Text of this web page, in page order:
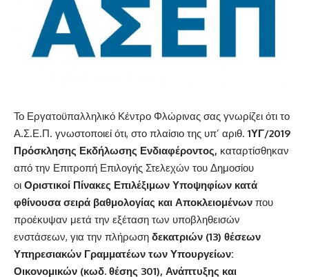
Το Εργατοϋπαλληλικό Κέντρο Φλώρινας σας γνωρίζει ότι το
Α.Σ.Ε.Π. γνωστοποιεί ότι, στο πλαίσιο της υπ’ αριθ. 1ΥΓ/2019
Πρόσκλησης Εκδήλωσης Ενδιαφέροντος, καταρτίσθηκαν
από την Επιτροπή Επιλογής Στελεχών του Δημοσίου
οι Οριστικοί Πίνακες Επιλέξιμων Υποψηφίων κατά
φθίνουσα σειρά βαθμολογίας και Αποκλειομένων που
προέκυψαν μετά την εξέταση των υποβληθεισών
ενστάσεων, για την πλήρωση δεκατριών (13) θέσεων
Υπηρεσιακών Γραμματέων των Υπουργείων:
Οικονομικών (κωδ. θέσης 301), Ανάπτυξης και